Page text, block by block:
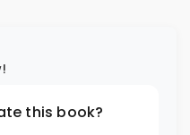
this book?